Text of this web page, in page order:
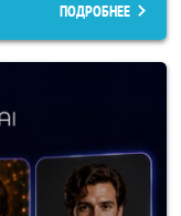
ПОДРОБНЕЕ